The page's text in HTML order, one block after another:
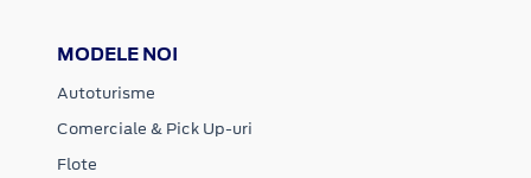
MODELE NOI
Autoturisme
Comerciale & Pick Up-uri
Flote